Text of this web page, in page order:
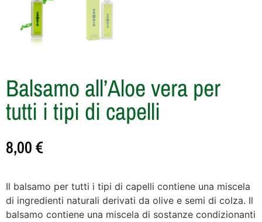
Balsamo all’Aloe vera per
tutti i tipi di capelli
8,00€
Il balsamo per tutti i tipi di capelli contiene una miscela
di ingredienti naturali derivati da olive e semi di colza. Il
balsamo contiene una miscela di sostanze condizionanti